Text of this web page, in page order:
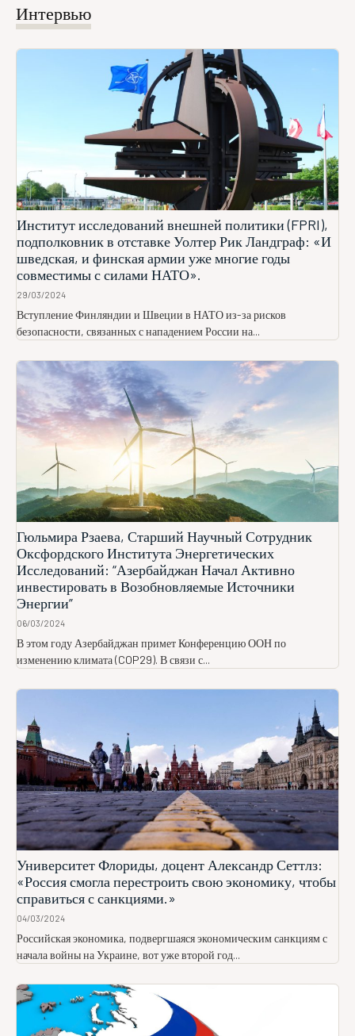
Интервью
Институт исследований внешней политики (FPRI),
подполковник в отставке Уолтер Рик Ландграф: «И
шведская, и финская армии уже многие годы
совместимы с силами НАТО».
29/03/2024
Вступление Финляндии и Швеции в НАТО из-за рисков
безопасности, связанных с нападением России на...
Гюльмира Рзаева, Старший Научный Сотрудник
Оксфордского Института Энергетических
Исследований: “Азербайджан Начал Активно
инвестировать в Возобновляемые Источники
Энергии”
06/03/2024
В этом году Азербайджан примет Конференцию ООН по
изменению климата (COP29). В связи с...
Университет Флориды, доцент Александр Сеттлз:
«Россия смогла перестроить свою экономику, чтобы
справиться с санкциями.»
04/03/2024
Российская экономика, подвергшаяся экономическим санкциям с
начала войны на Украине, вот уже второй год...